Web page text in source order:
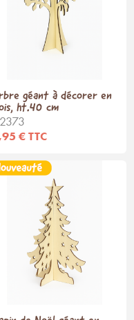
géant à décorer en
ht.40 cm
€ TTC